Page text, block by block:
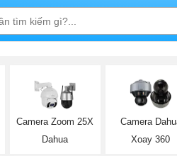
Camera Zoom 25X
Dahua
Camera
Xoay 360